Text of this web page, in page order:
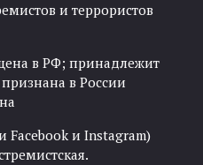
и террористов
в РФ; принадлежит
в России
Facebook и Instagram)